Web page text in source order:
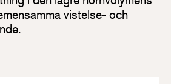
vistelse- och